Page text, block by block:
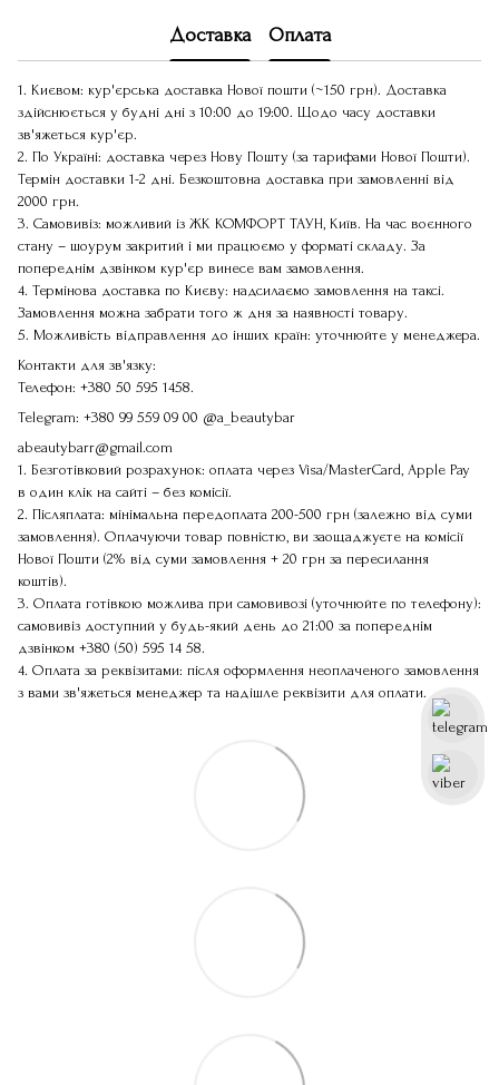
Доставка Оплата
1. Києвом: кур'єрська доставка Нової пошти (~150 грн). Доставка
здійснюється у будні дні з 10:00 до 19:00. Щодо часу доставки
зв'яжеться кур'єр.
2. По Україні: доставка через Нову Пошту (за тарифами Нової Пошти).
Термін доставки 1-2 дні. Безкоштовна доставка при замовленні від
2000 грн.
3. Самовивіз: можливий із ЖК КОМФОРТ ТАУН, Київ. На час воєнного
стану – шоурум закритий і ми працюємо у форматі складу. За
попереднім дзвінком кур'єр винесе вам замовлення.
4. Термінова доставка по Києву: надсилаємо замовлення на таксі.
Замовлення можна забрати того ж дня за наявності товару.
5. Можливість відправлення до інших країн: уточнюйте у менеджера.
Контакти для зв'язку:
Телефон: +380 50 595 1458.
Telegram: +380 99 559 09 00 @a_beautybar
abeautybarr@gmail.com
1. Безготівковий розрахунок: оплата через Visa/MasterCard, Apple Pay
в один клік на сайті – без комісії.
2. Післяплата: мінімальна передоплата 200-500 грн (залежно від суми
замовлення). Оплачуючи товар повністю, ви заощаджуєте на комісії
Нової Пошти (2% від суми замовлення + 20 грн за пересилання
коштів).
3. Оплата готівкою можлива при самовивозі (уточнюйте по телефону):
самовивіз доступний у будь-який день до 21:00 за попереднім
дзвінком +380 (50) 595 14 58.
4. Оплата за реквізитами: після оформлення неоплаченого замовлення
з вами зв'яжеться менеджер та надішле реквізити для оплати.